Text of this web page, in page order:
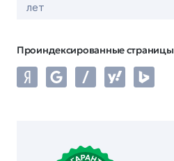
лет
Проиндексированные страницы